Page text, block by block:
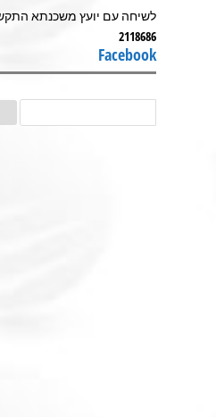
2118686
Facebook